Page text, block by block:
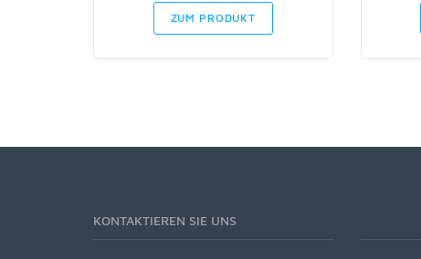
ZUM PRODUKT
KONTAKTIEREN SIE UNS